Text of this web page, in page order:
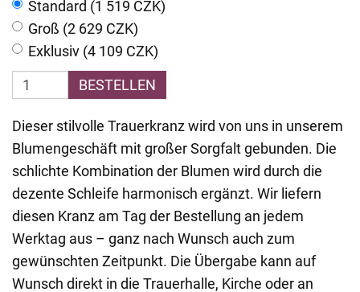
Standard (1 519 CZK)
Groß (2 629 CZK)
Exklusiv (4 109 CZK)
BESTELLEN
Dieser stilvolle Trauerkranz wird von uns in unserem
Blumengeschäft mit großer Sorgfalt gebunden. Die
schlichte Kombination der Blumen wird durch die
dezente Schleife harmonisch ergänzt. Wir liefern
diesen Kranz am Tag der Bestellung an jedem
Werktag aus – ganz nach Wunsch auch zum
gewünschten Zeitpunkt. Die Übergabe kann auf
Wunsch direkt in die Trauerhalle, Kirche oder an